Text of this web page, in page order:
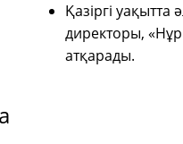
Қазіргі
директоры, «
атқарады.